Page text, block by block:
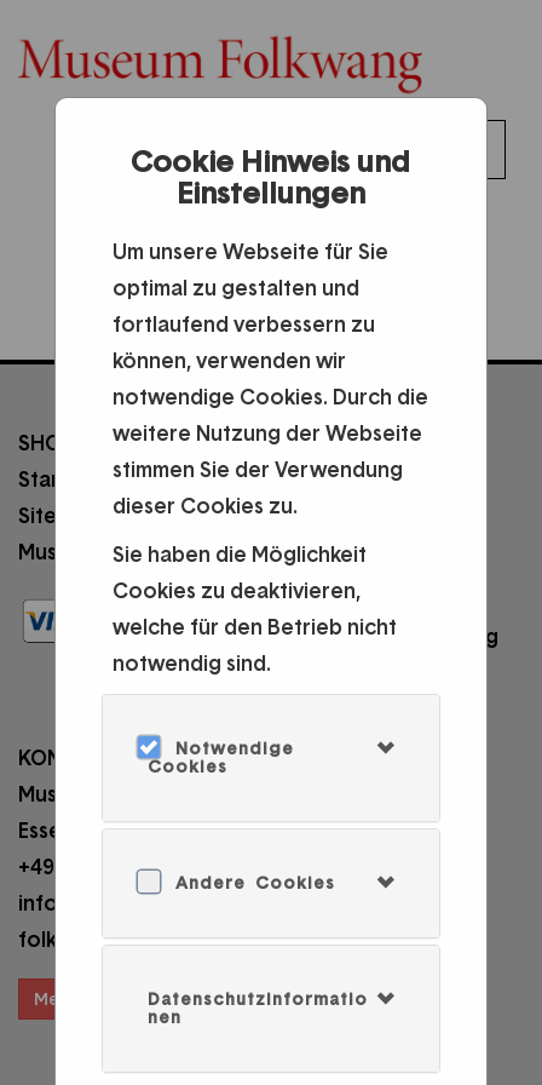
Cookie Hinweis und
Einstellungen
Um unsere Webseite für Sie
optimal zu gestalten und
fortlaufend verbessern zu
können, verwenden wir
notwendige Cookies. Durch die
weitere Nutzung der Webseite
stimmen Sie der Verwendung
dieser Cookies zu.
Sie haben die Möglichkeit
Cookies zu deaktivieren,
welche für den Betrieb nicht
notwendig sind.
Notwendige
Cookies
Andere Cookies
Datenschutzinformatio
nen
DE Anmelden 0,00 €
SHOP
Startseite
Sitemap
Museum Folkwang
SERVICE
Konto verwalten
Impressum
Datenschutz
Cookie-Verwendung
KONTAKT
Museumsplatz 1, 45128
Essen
+49 201 8845 000
info@museum-
folkwang.essen.de
Meinen Kauf widerrufen